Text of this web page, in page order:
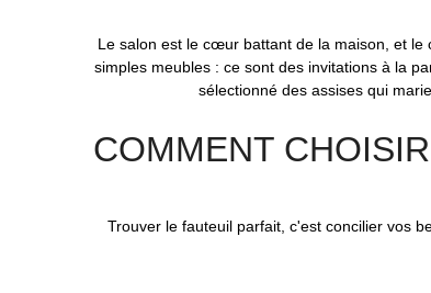
Le salon est le cœur battant de la maison, et le
simples meubles : ce sont des invitations à la
sélectionné des assises qui
COMMENT
Trouver le fauteuil parfait, c'est concilier vos